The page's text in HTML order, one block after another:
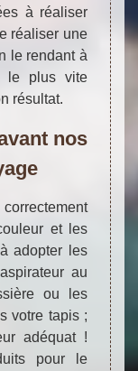
à réaliser
réaliser une
le rendant à
le plus vite
résultat.
nos
et les
adopter les
au
ou les
votre tapis ;
adéquat !
pour le